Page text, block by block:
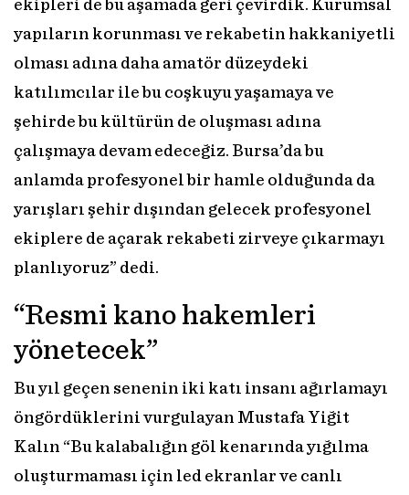
ekipleri de bu aşamada geri çevirdik. Kurumsal
yapıların korunması ve rekabetin hakkaniyetli
olması adına daha amatör düzeydeki
katılımcılar ile bu coşkuyu yaşamaya ve
şehirde bu kültürün de oluşması adına
çalışmaya devam edeceğiz. Bursa’da bu
anlamda profesyonel bir hamle olduğunda da
yarışları şehir dışından gelecek profesyonel
ekiplere de açarak rekabeti zirveye çıkarmayı
planlıyoruz” dedi.
“Resmi kano hakemleri
yönetecek”
Bu yıl geçen senenin iki katı insanı ağırlamayı
öngördüklerini vurgulayan Mustafa Yiğit
Kalın “Bu kalabalığın göl kenarında yığılma
oluşturmaması için led ekranlar ve canlı